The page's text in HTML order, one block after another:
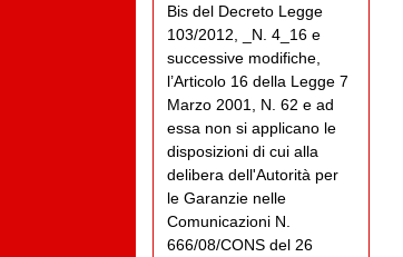
Bis del Decreto Legge
103/2012, _N. 4_16 e
successive modifiche,
l’Articolo 16 della Legge 7
Marzo 2001, N. 62 e ad
essa non si applicano le
disposizioni di cui alla
delibera dell'Autorità per
le Garanzie nelle
Comunicazioni N.
666/08/CONS del 26